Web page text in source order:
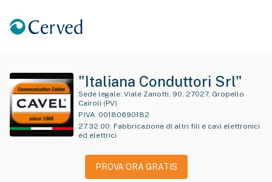
"Italiana Conduttori Srl"
Sede legale:
Cairoli (PV)
P.IVA: 00180690182
27.32.00: Fabbricazione di altri fili e cavi elettronici
ed elettrici
PROVA ORA GRATIS